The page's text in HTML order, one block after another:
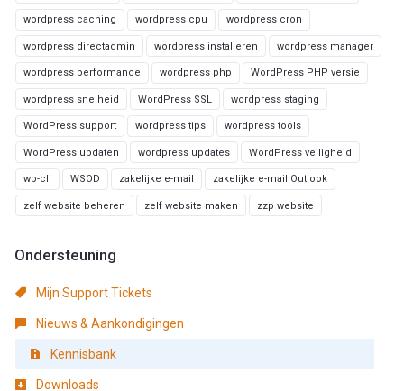
wordpress caching wordpress cpu wordpress cron
wordpress directadmin wordpress installeren wordpress manager
wordpress performance wordpress php WordPress PHP versie
wordpress snelheid WordPress SSL wordpress staging
WordPress support wordpress tips wordpress tools
WordPress updaten wordpress updates WordPress veiligheid
wp-cli WSOD zakelijke e-mail zakelijke e-mail Outlook
zelf website beheren zelf website maken zzp website
Ondersteuning
Mijn Support Tickets
Nieuws & Aankondigingen
Kennisbank
Downloads